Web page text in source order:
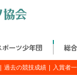
過去の競技成績 入賞者